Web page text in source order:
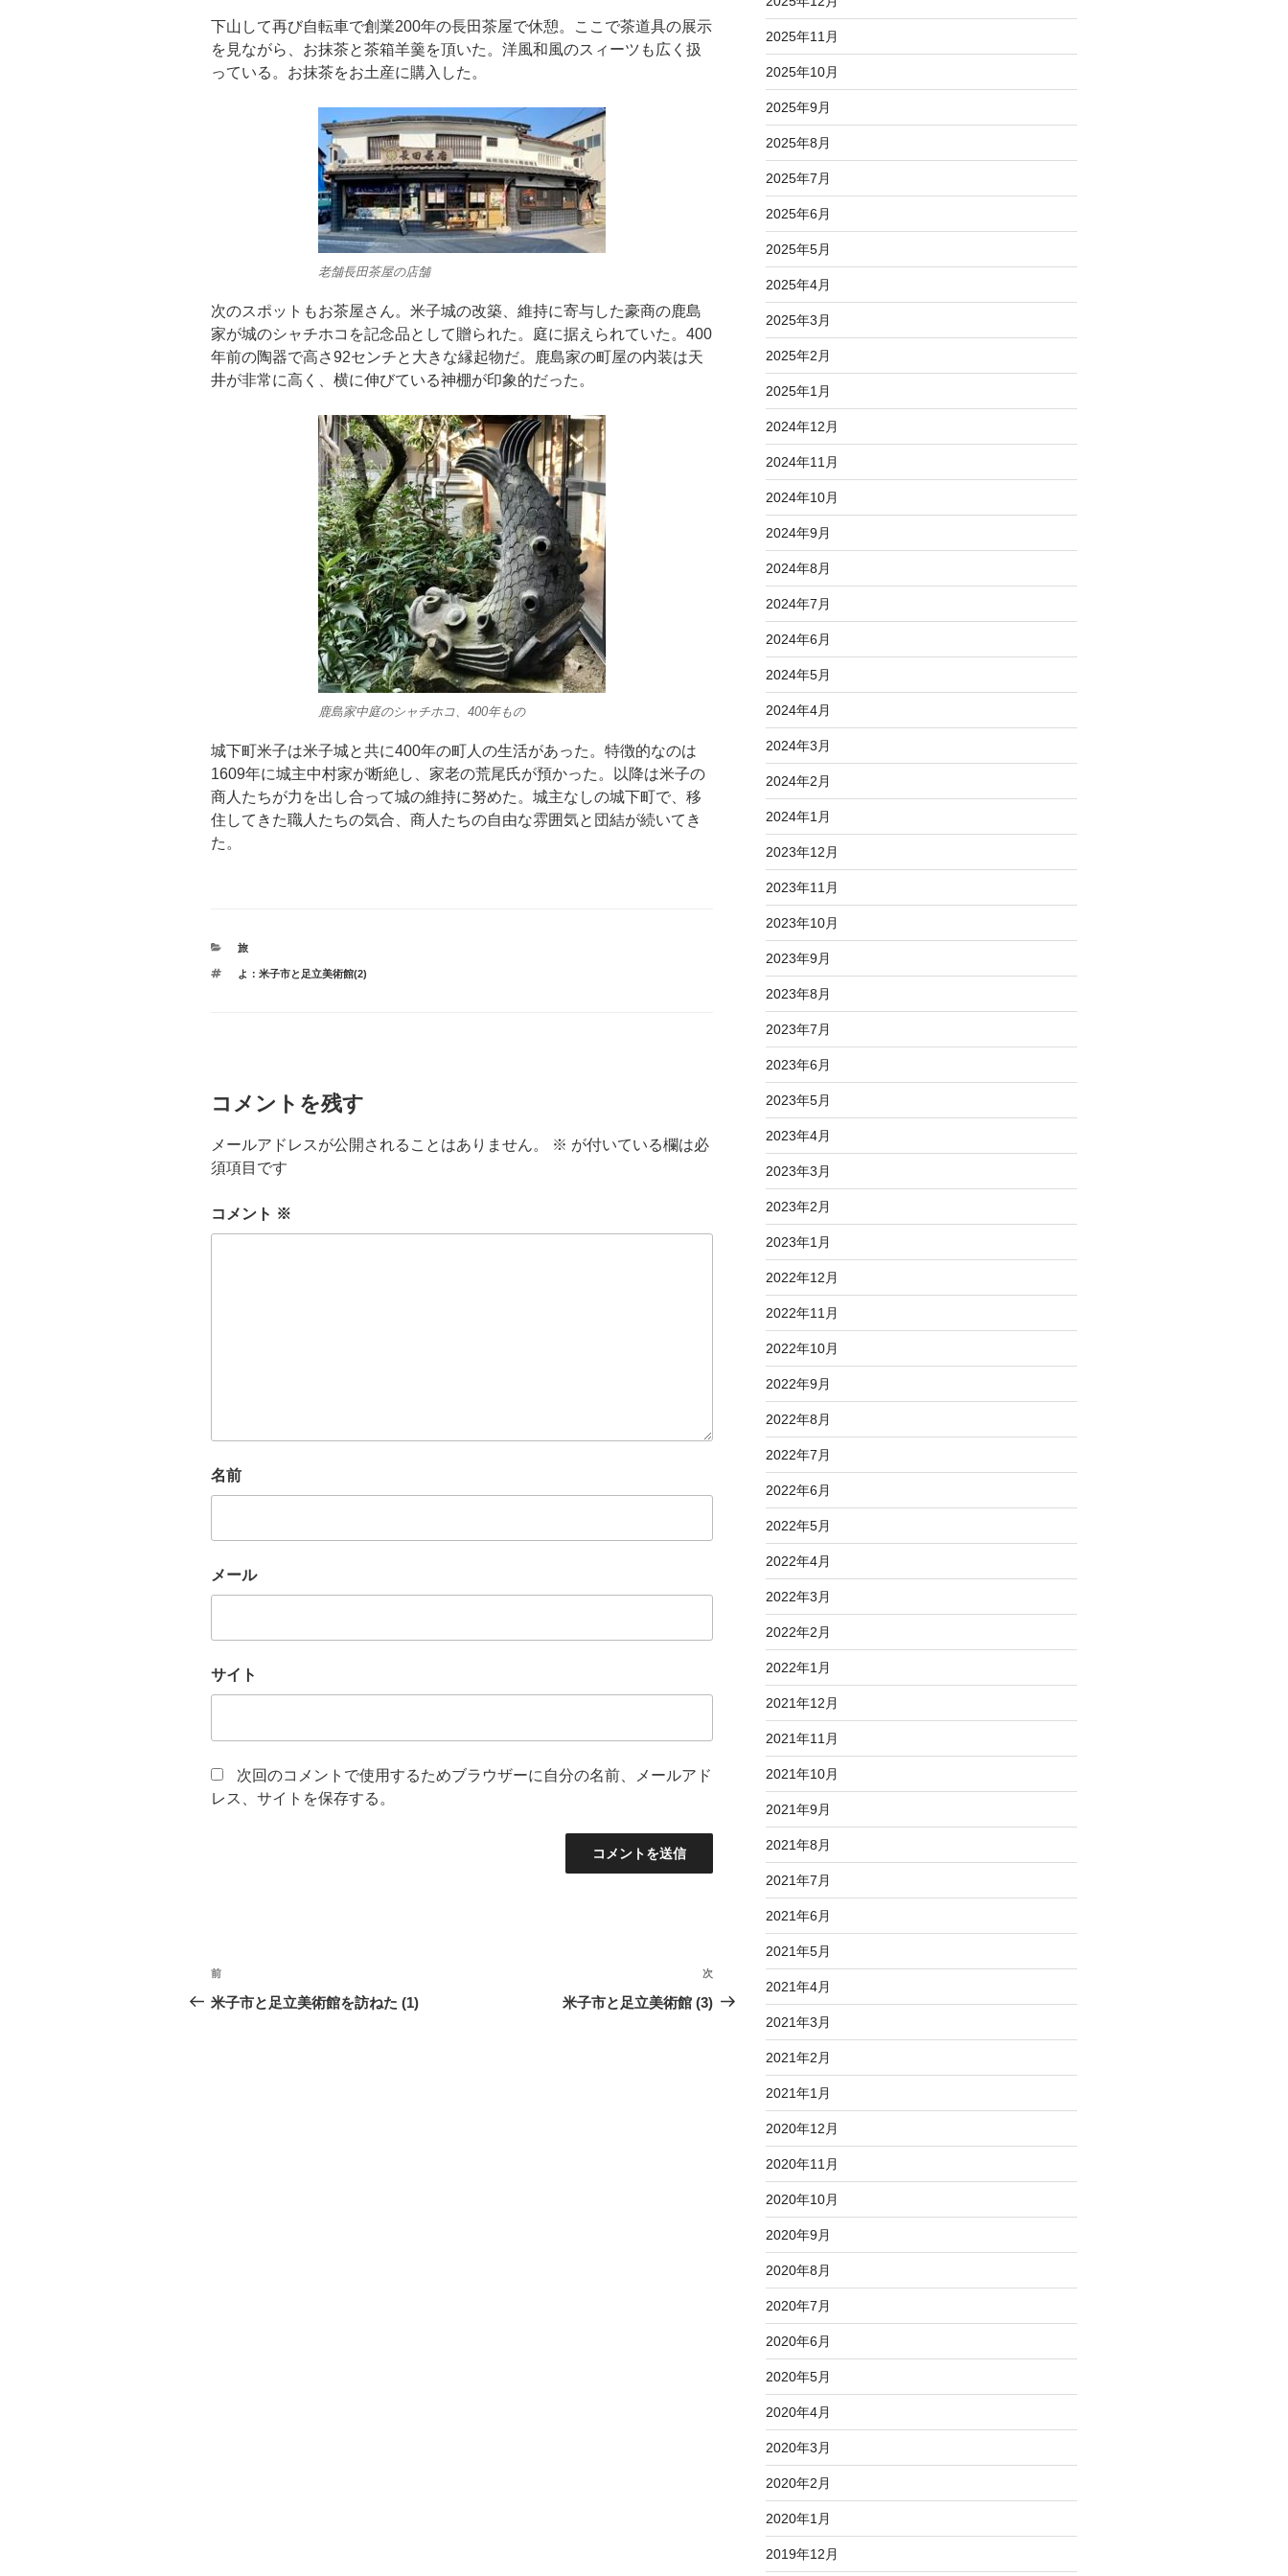
下山して再び自転車で創業200年の長田茶屋で休憩。ここで茶道具の展示
を見ながら、お抹茶と茶箱羊羹を頂いた。洋風和風のスィーツも広く扱
っている。お抹茶をお土産に購入した。
老舗長田茶屋の店舗
次のスポットもお茶屋さん。米子城の改築、維持に寄与した豪商の鹿島
家が城のシャチホコを記念品として贈られた。庭に据えられていた。400
年前の陶器で高さ92センチと大きな縁起物だ。鹿島家の町屋の内装は天
井が非常に高く、横に伸びている神棚が印象的だった。
鹿島家中庭のシャチホコ、400年もの
城下町米子は米子城と共に400年の町人の生活があった。特徴的なのは
1609年に城主中村家が断絶し、家老の荒尾氏が預かった。以降は米子の
商人たちが力を出し合って城の維持に努めた。城主なしの城下町で、移
住してきた職人たちの気合、商人たちの自由な雰囲気と団結が続いてき
た。
カ
ゴ
旅
タ
よ：米子市と足立美術館(2)
コメントを残す
メールアドレスが公開されることはありません。 ※ が付いている欄は必
須項目です
コメント ※
名前
メール
サイト
次回のコメントで使用するためブラウザーに自分の名前、メールアド
レス、サイトを保存する。
投
稿
前
の
前
米子市と足立美術館を訪ねた (1)
次
の
次
米子市と足立美術館 (3)
2025年11月
2025年10月
2025年9月
2025年8月
2025年7月
2025年6月
2025年5月
2025年4月
2025年3月
2025年2月
2025年1月
2024年12月
2024年11月
2024年10月
2024年9月
2024年8月
2024年7月
2024年6月
2024年5月
2024年4月
2024年3月
2024年2月
2024年1月
2023年12月
2023年11月
2023年10月
2023年9月
2023年8月
2023年7月
2023年6月
2023年5月
2023年4月
2023年3月
2023年2月
2023年1月
2022年12月
2022年11月
2022年10月
2022年9月
2022年8月
2022年7月
2022年6月
2022年5月
2022年4月
2022年3月
2022年2月
2022年1月
2021年12月
2021年11月
2021年10月
2021年9月
2021年8月
2021年7月
2021年6月
2021年5月
2021年4月
2021年3月
2021年2月
2021年1月
2020年12月
2020年11月
2020年10月
2020年9月
2020年8月
2020年7月
2020年6月
2020年5月
2020年4月
2020年3月
2020年2月
2020年1月
2019年12月